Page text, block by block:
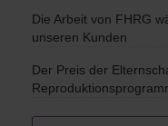
Die Arbeit von FHRG
unseren Kunden
Der Preis der